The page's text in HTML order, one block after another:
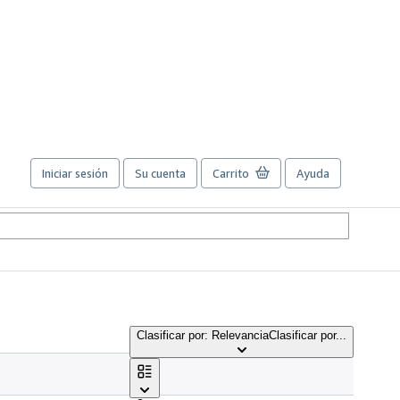
Iniciar sesión Su cuenta Carrito Ayuda
Clasificar por: RelevanciaClasificar por...